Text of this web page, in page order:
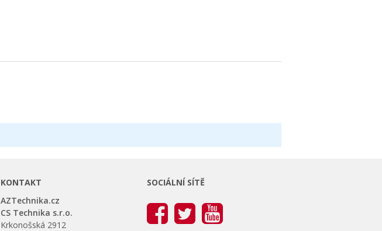
KONTAKT
AZTechnika.cz
CS Technika s.r.o.
Krkonošská 2912
SOCIÁLNÍ SÍTĚ